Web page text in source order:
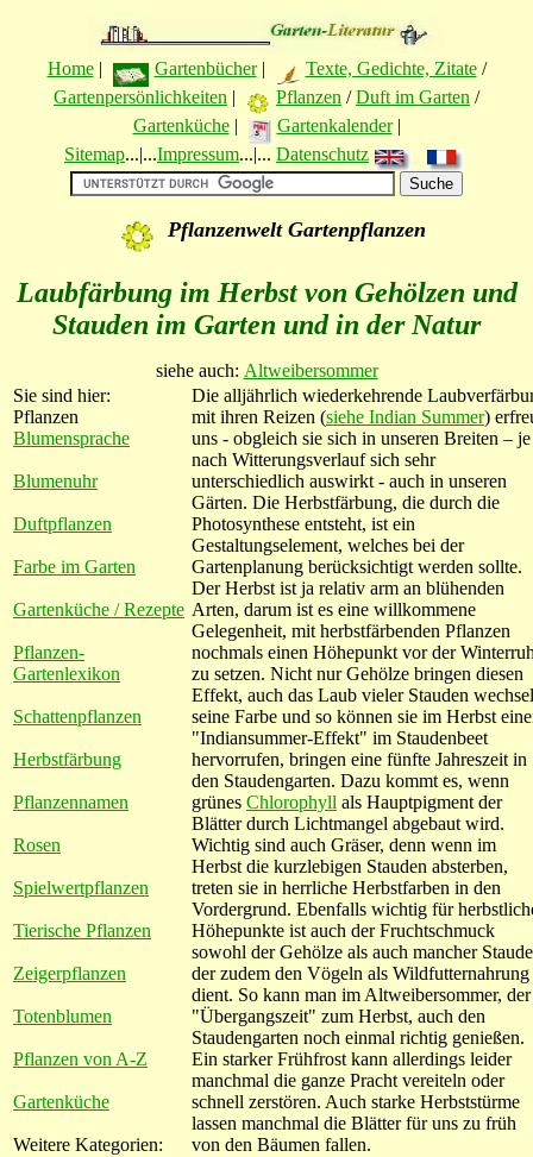
Home| Gartenbücher| Texte, Gedichte, Zitate/
Gartenpersönlichkeiten | Pflanzen /Duft im Garten /
Gartenküche| Gartenkalender|
Sitemap...|...Impressum...|... Datenschutz
Pflanzenwelt Gartenpflanzen
Laubfärbung im Herbst von Gehölzen und
Stauden im Garten und in der Natur
siehe auch: Altweibersommer
Sie sind hier:
Pflanzen
Blumensprache
Blumenuhr
Duftpflanzen
Farbe im Garten
Gartenküche / Rezepte
Pflanzen-
Gartenlexikon
Schattenpflanzen
Herbstfärbung
Pflanzennamen
Rosen
Spielwertpflanzen
Tierische Pflanzen
Zeigerpflanzen
Totenblumen
Pflanzen von A-Z
Gartenküche
Weitere Kategorien:
Die alljährlich wiederkehrende
mit ihren Reizen (siehe Indian Summer)
uns - obgleich sie sich in unseren Breiten – je
nach Witterungsverlauf sich sehr
unterschiedlich auswirkt - auch in unseren
Gärten. Die Herbstfärbung, die durch die
Photosynthese entsteht, ist ein
Gestaltungselement, welches bei der
Gartenplanung berücksichtigt werden sollte.
Der Herbst ist ja relativ arm an blühenden
Arten, darum ist es eine willkommene
Gelegenheit, mit herbstfärbenden Pflanzen
nochmals einen Höhepunkt vor der
zu setzen. Nicht nur Gehölze bringen diesen
Effekt, auch das Laub vieler Stauden
seine Farbe und so können sie im Herbst
"Indiansummer-Effekt" im Staudenbeet
hervorrufen, bringen eine fünfte Jahreszeit in
den Staudengarten. Dazu kommt es, wenn
grünes Chlorophyll als Hauptpigment der
Blätter durch Lichtmangel abgebaut wird.
Wichtig sind auch Gräser, denn wenn im
Herbst die kurzlebigen Stauden absterben,
treten sie in herrliche Herbstfarben in den
Vordergrund. Ebenfalls wichtig für
Höhepunkte ist auch der Fruchtschmuck
sowohl der Gehölze als auch mancher
der zudem den Vögeln als Wildfutternahrung
dient. So kann man im Altweibersommer, der
"Übergangszeit" zum Herbst, auch den
Staudengarten noch einmal richtig genießen.
Ein starker Frühfrost kann allerdings leider
manchmal die ganze Pracht vereiteln oder
schnell zerstören. Auch starke Herbststürme
lassen manchmal die Blätter für uns zu früh
von den Bäumen fallen.